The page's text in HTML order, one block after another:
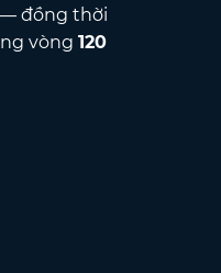
đồng thời
vòng 120